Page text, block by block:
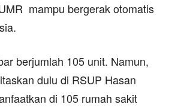
mampu bergerak otomatis
berjumlah 105 unit. Namun,
dulu di RSUP Hasan
di 105 rumah sakit